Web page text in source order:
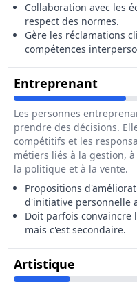
Collaboration avec les
respect des normes.
Gère les réclamations
compétences
EntreprenantPour
Les personnes
prendre des décisions.
compétitifs et les
métiers liés à la gestion,
la politique et à la vente.
Propositions
d'initiative personnelle
Doit parfois convaincre
mais c'est secondaire.
Artistique Pour Le